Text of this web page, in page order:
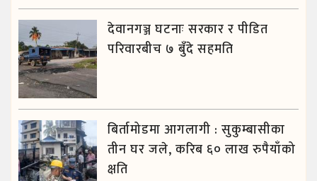
देवानगञ्ज घटनाः सरकार र पीडित
परिवारबीच ७ बुँदे सहमति
बिर्तामोडमा आगलागी : सुकुम्बासीका
तीन घर जले, करिब ६० लाख रुपैयाँको
क्षति